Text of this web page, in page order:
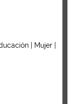
| Mujer |